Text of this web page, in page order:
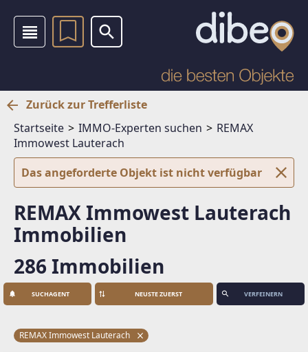
Zurück zur Trefferliste
Startseite
IMMO-Experten suchen
REMAX
Immowest Lauterach
Das angeforderte Objekt ist nicht verfügbar
REMAX Immowest Lauterach
Immobilien
286 Immobilien
SUCHAGENT VERFEINERN
REMAX Immowest Lauterach